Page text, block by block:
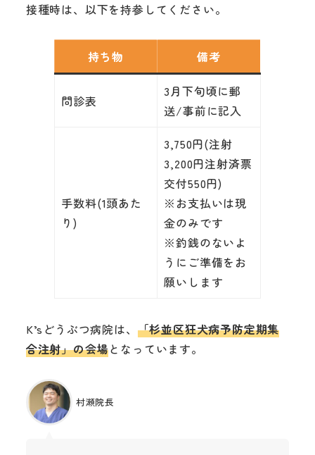
接種時は、以下を持参してください。
持ち物 備考
問診表
3月下旬頃に郵
送/事前に記入
手数料(1頭あた
り)
3,750円(注射
3,200円注射済票
交付550円)
※お支払いは現
金のみです
※釣銭のないよ
うにご準備をお
願いします
K’sどうぶつ病院は、 「杉並区狂犬病予防定期集
合注射」の会場となっています。
村瀬院長